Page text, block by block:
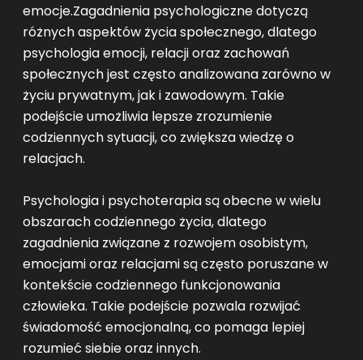
emocje.Zagadnienia psychologiczne dotyczą
różnych aspektów życia społecznego, dlatego
psychologia emocji, relacji oraz zachowań
społecznych jest często analizowana zarówno w
życiu prywatnym, jak i zawodowym. Takie
podejście umożliwia lepsze zrozumienie
codziennych sytuacji, co zwiększa wiedzę o
relacjach.
Psychologia i psychoterapia są obecne w wielu
obszarach codziennego życia, dlatego
zagadnienia związane z rozwojem osobistym,
emocjami oraz relacjami są często poruszane w
kontekście codziennego funkcjonowania
człowieka. Takie podejście pozwala rozwijać
świadomość emocjonalną, co pomaga lepiej
rozumieć siebie oraz innych.